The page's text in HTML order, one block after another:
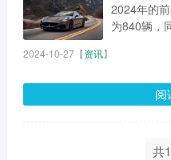
2024年的
为840辆，
2024-10-27【资讯】
阅
共